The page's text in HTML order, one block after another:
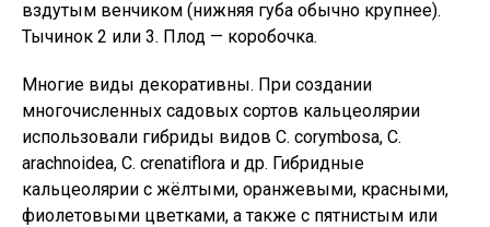
вздутым венчиком (нижняя губа обычно крупнее).
Тычинок 2 или 3. Плод — коробочка.
Многие виды декоративны. При создании
многочисленных садовых сортов кальцеолярии
использовали гибриды видов С. corymbosa, С.
arachnoidea, С. crenatiflora и др. Гибридные
кальцеолярии с жёлтыми, оранжевыми, красными,
фиолетовыми цветками, а также с пятнистым или